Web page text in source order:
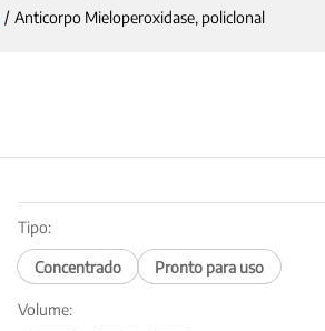
/ Anticorpo Mieloperoxidase, policlonal
Tipo:
Concentrado Pronto para uso
Volume: